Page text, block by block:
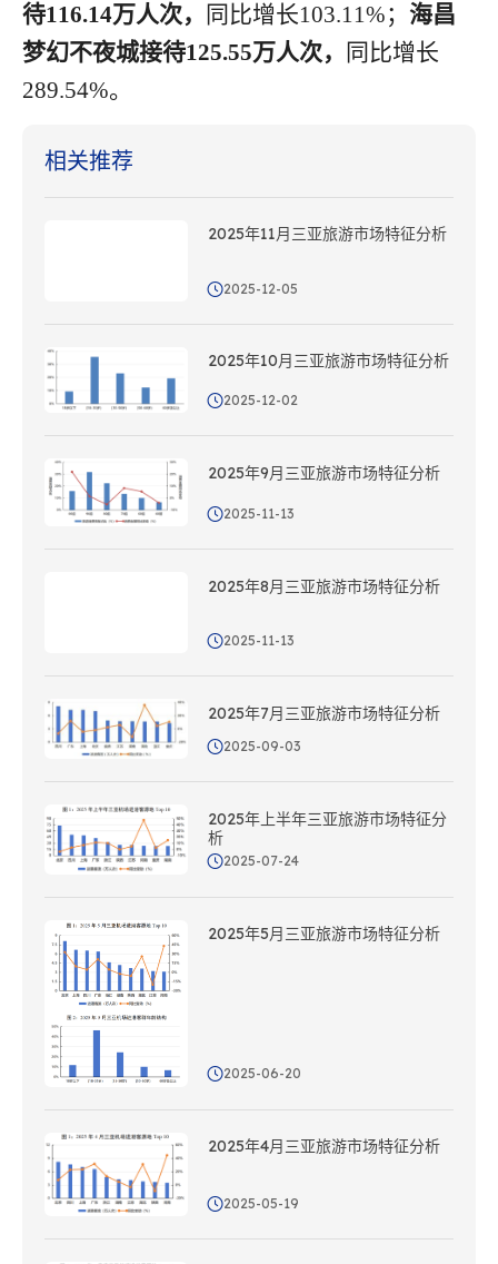
待116.14万人次， 同比增长103.11%； 海昌
梦幻不夜城接待125.55万人次，
同比增长
289.54%。
相关推荐
2025年11月三亚旅游市场特征分析
2025-12-05
2025年10月三亚旅游市场特征分析
2025-12-02
2025年9月三亚旅游市场特征分析
2025-11-13
2025年8月三亚旅游市场特征分析
2025-11-13
2025年7月三亚旅游市场特征分析
2025-09-03
2025年上半年三亚旅游市场特征分
析
2025-07-24
2025年5月三亚旅游市场特征分析
2025-06-20
2025年4月三亚旅游市场特征分析
2025-05-19